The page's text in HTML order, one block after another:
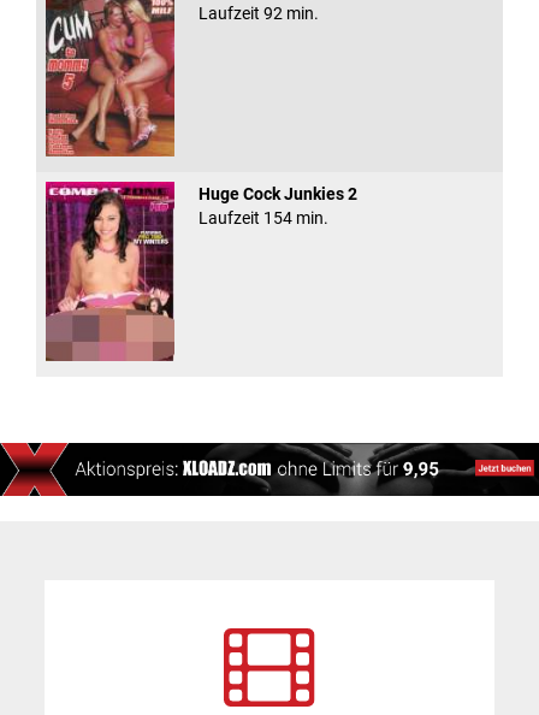
Laufzeit 92 min.
Huge Cock Junkies 2
Laufzeit 154 min.